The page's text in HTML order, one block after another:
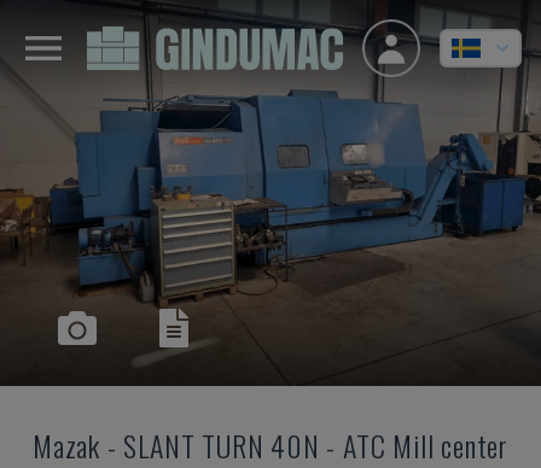
Mazak - SLANT TURN 40N - ATC Mill center